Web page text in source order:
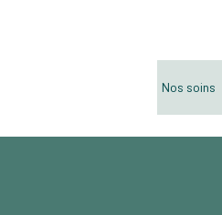
Nos soins